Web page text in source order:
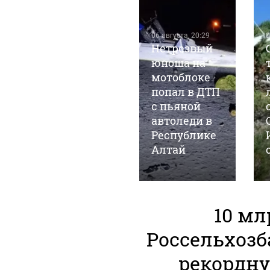
06 августа, 20:29
Нетрезвый
юноша на
мотоблоке
попал в ДТП
с пьяной
автоледи в
Республике
Алтай
10